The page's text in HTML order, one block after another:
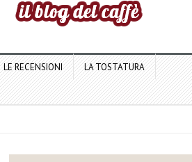
LE RECENSIONI LA TOSTATURA